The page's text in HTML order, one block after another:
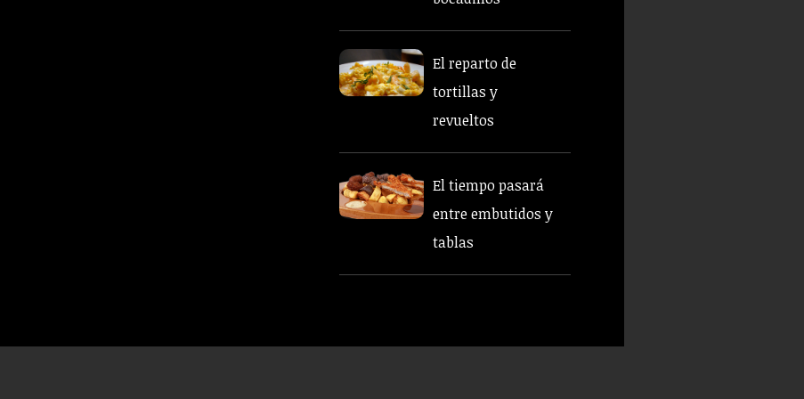
El reparto de
tortillas y
revueltos
El tiempo pasará
entre embutidos y
tablas